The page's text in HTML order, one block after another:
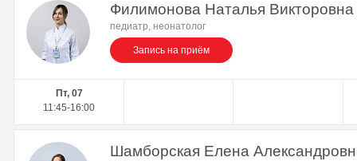
Филимонова Наталья Викторовна
педиатр, неонатолог
Запись на приём
Пт, 07
11:45-16:00
Шамборская Елена